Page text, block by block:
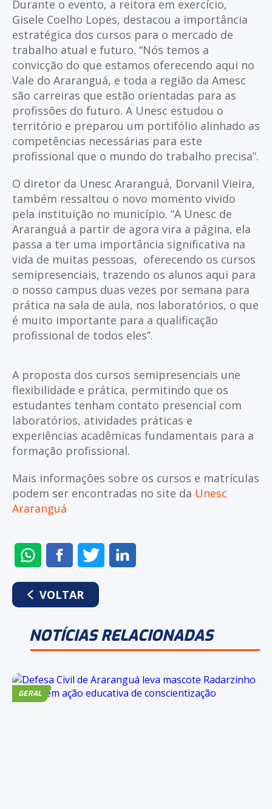
Durante o evento, a reitora em exercício,
Gisele Coelho Lopes, destacou a importância
estratégica dos cursos para o mercado de
trabalho atual e futuro. “Nós temos a
convicção do que estamos oferecendo aqui no
Vale do Araranguá, e toda a região da Amesc
são carreiras que estão orientadas para as
profissões do futuro. A Unesc estudou o
território e preparou um portifólio alinhado as
competências necessárias para este
profissional que o mundo do trabalho precisa”.
O diretor da Unesc Araranguá, Dorvanil Vieira,
também ressaltou o novo momento vivido
pela instituição no município. “A Unesc de
Araranguá a partir de agora vira a página, ela
passa a ter uma importância significativa na
vida de muitas pessoas, oferecendo os cursos
semipresenciais, trazendo os alunos aqui para
o nosso campus duas vezes por semana para
prática na sala de aula, nos laboratórios, o que
é muito importante para a qualificação
profissional de todos eles”.
A proposta dos cursos semipresenciais une
flexibilidade e prática, permitindo que os
estudantes tenham contato presencial com
laboratórios, atividades práticas e
experiências acadêmicas fundamentais para a
formação profissional.
Mais informações sobre os cursos e matrículas
podem ser encontradas no site da Unesc
Araranguá
ENVIAR
NO
WHATSAPP
COMPARTILHAR
NO
FACEBOOK
COMPARTILHAR
NO
VOLTAR
NOTÍCIAS RELACIONADAS
GERAL